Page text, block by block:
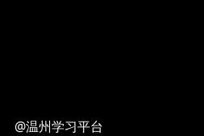
@温州学习平台